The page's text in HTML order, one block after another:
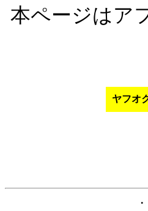
本ページはア
ヤフオ